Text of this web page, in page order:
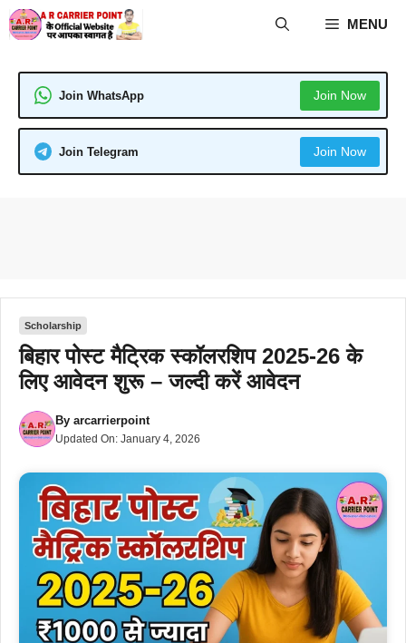
Skip
to
MENU
Join WhatsApp Join Now
Join Telegram Join Now
Scholarship
बिहार पोस्ट मैट्रिक स्कॉलरशिप 2025-26 के
लिए आवेदन शुरू – जल्दी करें आवेदन
By arcarrierpoint
Updated On: January 4, 2026